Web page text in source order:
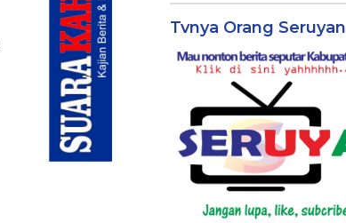
Tvnya Orang Seruyan